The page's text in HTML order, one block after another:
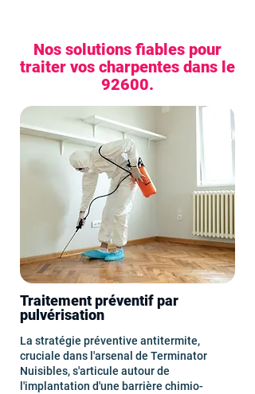
Nos solutions fiables pour
traiter vos charpentes dans le
92600.
Traitement préventif par
pulvérisation
La stratégie préventive antitermite,
cruciale dans l'arsenal de Terminator
Nuisibles, s'articule autour de
l'implantation d'une barrière chimio-